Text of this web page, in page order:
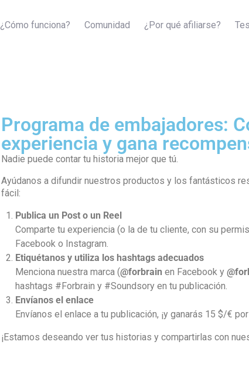
¿Cómo funciona? Comunidad ¿Por qué afiliarse?
Programa de embajadores:
experiencia y gana
Nadie puede contar tu historia mejor que tú.
Ayúdanos a difundir nuestros productos y los fantásticos
fácil:
Publica un Post o un Reel
Comparte tu experiencia (o la de tu cliente, con su
Facebook o Instagram.
Etiquétanos y utiliza los hashtags adecuados
Menciona nuestra marca (@forbrain en Facebook y
hashtags #Forbrain y #Soundsory en tu publicación.
Envíanos el enlace
Envíanos el enlace a tu publicación, ¡y ganarás 15 $/€
¡Estamos deseando ver tus historias y compartirlas con